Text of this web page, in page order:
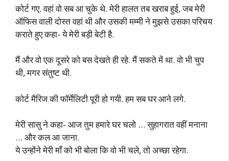
कोर्ट गए. वहां वो सब आ चुके थे. मेरी हालत तब खराब हुई, जब मेरी
ऑफिस वाली दोस्त वहां थी और उसकी मम्मी ने मुझसे उसका परिचय
कराते हुए कहा- ये मेरी बड़ी बेटी है.
मैं और वो एक दूसरे को बस देखते ही रहे. मैं सकते में था. वो भी चुप
थी, मगर संतुष्ट थी.
कोर्ट मैरिज की फॉर्मेलिटी पूरी हो गयी. हम सब घर आने लगे.
मेरी सासु ने कहा- आज तुम हमारे घर चलो … सुहागरात वहीं मनाना
… और कल आ जाना.
ये उन्होंने मेरी माँ को भी बोला कि वो भी चले, तो अच्छा रहेगा.